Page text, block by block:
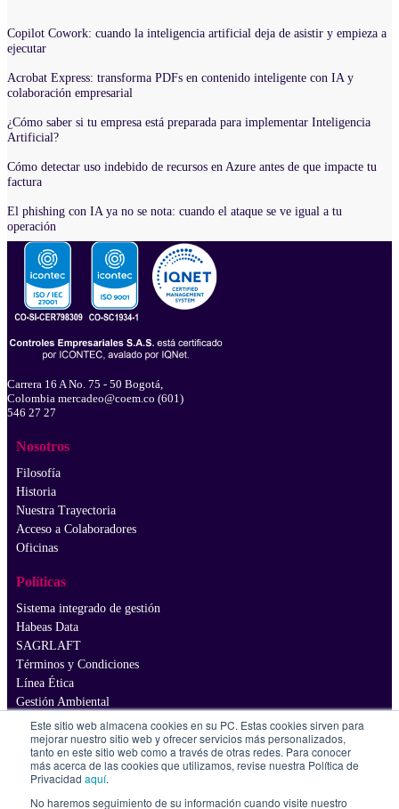
Este sitio web almacena cookies en su PC. Estas cookies sirven para
mejorar nuestro sitio web y ofrecer servicios más personalizados,
tanto en este sitio web como a través de otras redes. Para conocer
más acerca de las cookies que utilizamos, revise nuestra Política de
Privacidad aquí.
No haremos seguimiento de su información cuando visite nuestro
Copilot Cowork: cuando la inteligencia artificial deja de asistir y empieza a
ejecutar
Acrobat Express: transforma PDFs en contenido inteligente con IA y
colaboración empresarial
¿Cómo saber si tu empresa está preparada para implementar Inteligencia
Artificial?
Cómo detectar uso indebido de recursos en Azure antes de que impacte tu
factura
El phishing con IA ya no se nota: cuando el ataque se ve igual a tu
operación
Carrera 16 A No. 75 - 50 Bogotá,
Colombia mercadeo@coem.co (601)
546 27 27
Nosotros
Filosofía
Historia
Nuestra Trayectoria
Acceso a Colaboradores
Oficinas
Políticas
Sistema integrado de gestión
Habeas Data
SAGRLAFT
Términos y Condiciones
Línea Ética
Gestión Ambiental
Proveedores
Cumplimiento
Políticas de seguridad de información